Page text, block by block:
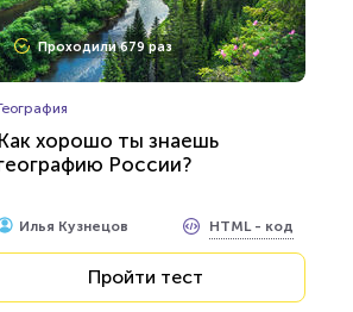
Проходили 679 раз
Как хорошо ты знаешь
России?
Илья Кузнецов HTML - код
Пройти тест